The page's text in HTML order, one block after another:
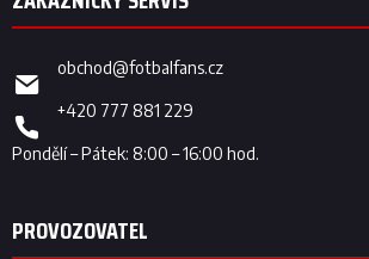
obchod@fotbalfans.cz
+420 777 881 229